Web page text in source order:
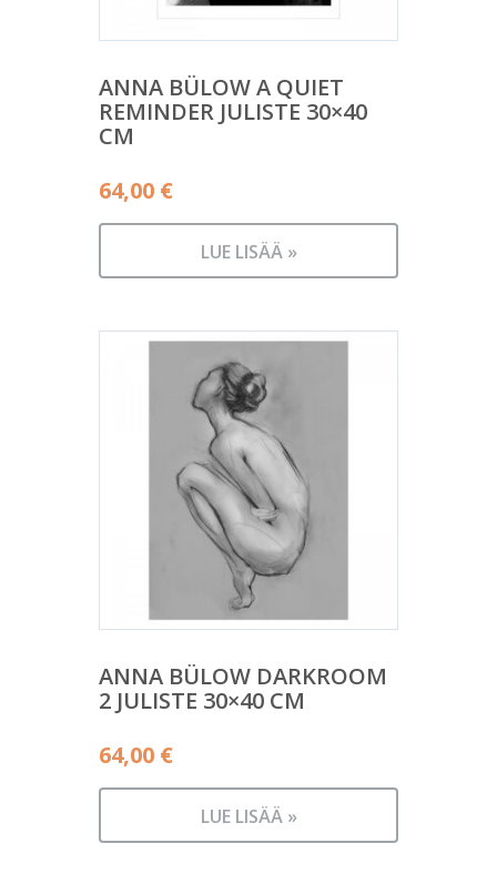
ANNA BÜLOW A QUIET
REMINDER JULISTE 30×40
CM
64,00 €
LUE LISÄÄ »
ANNA BÜLOW DARKROOM
2 JULISTE 30×40 CM
64,00 €
LUE LISÄÄ »